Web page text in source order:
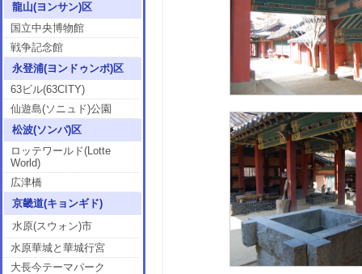
龍山(ヨンサン)区
国立中央博物館
戦争記念館
永登浦(ヨンドゥンポ)区
63ビル(63CITY)
仙遊島(ソニュド)公園
松波(ソンパ)区
ロッテワールド(Lotte
World)
広津橋
京畿道(キョンギド)
水原(スウォン)市
水原華城と華城行宮
大長今テーマパーク